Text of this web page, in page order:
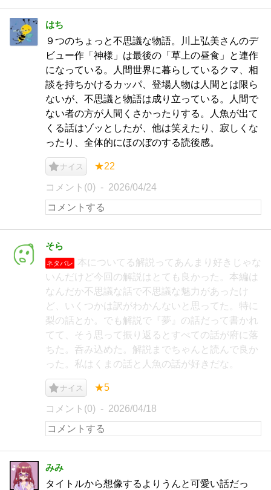
はち
９つのちょっと不思議な物語。川上弘美さんのデ
ビュー作「神様」は最後の「草上の昼食」と連作
になっている。人間世界に暮らしているクマ、相
談を持ちかけるカッパ、登場人物は人間とは限ら
ないが、不思議と物語は成り立っている。人間で
ない者の方が人間くさかったりする。人魚が出て
くる話はゾッとしたが、他は笑えたり、寂しくな
ったり、全体的にほのぼのする読後感。
ナイス ★22
コメント(0) 2026/04/24
そら
ネタバレ
本についてる解説ってあんまり好きじゃな
いんだけど今回の解説はとても良かった。本編は
なんだか不思議な話で不思議な魅力があったけ
ど、いくつかは訳がわかんないと思ってた。特に
梨の話とか。でも解説で『夢』の話だって書かれ
てて、そう思って振り返るとすべての話が府に落
ちた。呑み込めた。解説までちゃんと読んで良か
った。私はくまの話と人魚の話が好きだな。
ナイス ★5
コメント(0) 2026/04/18
みみ
タイトルから想像するよりうんと可愛い話だっ